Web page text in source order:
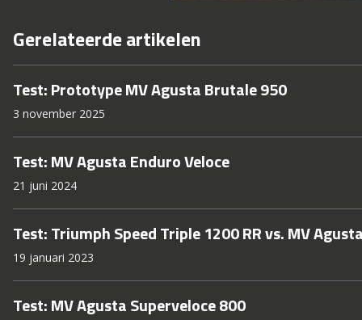
Gerelateerde artikelen
Test: Prototype MV Agusta Brutale 950
3 november 2025
Test: MV Agusta Enduro Veloce
21 juni 2024
Test: Triumph Speed Triple 1200 RR vs. MV
19 januari 2023
Test: MV Agusta Superveloce 800